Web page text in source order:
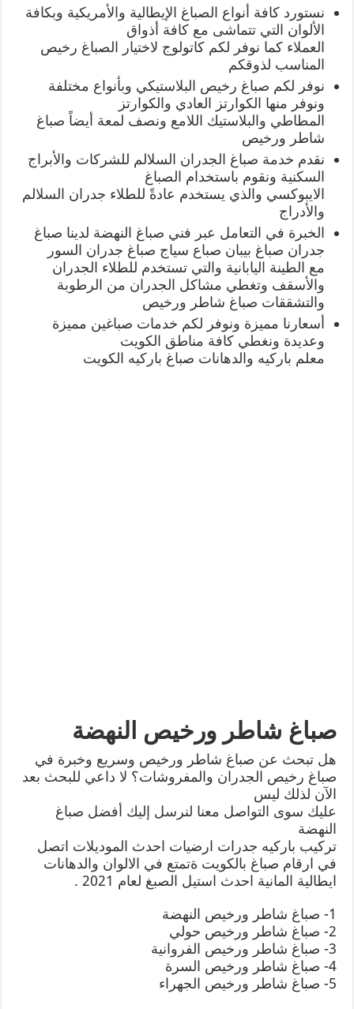
نستورد كافة أنواع الصباغ الإيطالية والأمريكية وبكافة
الألوان التي تتماشى مع كافة أذواق
العملاء كما نوفر لكم كاتولوج لاختيار الصباغ رخيص
المناسب لذوقكم
نوفر لكم صباغ رخيص البلاستيكي وبأنواع مختلفة
ونوفر منها الكوارتز العادي والكوارتز
المطاطي والبلاستيك اللامع ونصف لمعة أيضاً صباغ
شاطر ورخيص
نقدم خدمة صباغ الجدران السلالم للشركات والأبراج
السكنية ونقوم باستخدام الصباغ
الايبوكسي والذي يستخدم عادةً للطلاء جدران السلالم
والأدراج
الخبرة في التعامل عبر فني صباغ النهضة لدينا صباغ
جدران صباغ بيبان صباع سياج صباغ جدران السور
مع الطينة اليابانية والتي تستخدم للطلاء الجدران
والأسقف وتغطي مشاكل الجدران من الرطوبة
والتشققات صباغ شاطر ورخيص
أسعارنا مميزة ونوفر لكم خدمات صباغين مميزة
وعديدة ونغطي كافة مناطق الكويت
معلم باركيه والدهانات صباغ باركيه الكويت
صباغ شاطر ورخيص النهضة
هل تبحث عن صباغ شاطر ورخيص وسريع وخبرة في
صباغ رخيص الجدران والمفروشات؟ لا داعي للبحث بعد
الآن لذلك ليس
عليك سوى التواصل معنا لنرسل إليك أفضل صباغ
النهضة
تركيب باركيه جدرات ارضيات احدث الموديلات اتصل
في ارقام صباغ بالكويت ةتمتع في الالوان والدهانات
ايطالية المانية احدث استيل الصبغ لعام 2021 .
1- صباغ شاطر ورخيص النهضة
2- صباغ شاطر ورخيص حولي
3- صباغ شاطر ورخيص الفروانية
4- صباغ شاطر ورخيص السرة
5- صباغ شاطر ورخيص الجهراء